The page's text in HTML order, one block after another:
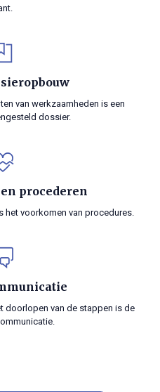
van werkzaamheden is een
dossier.
en procederen
voorkomen van procedures.
doorlopen van de stappen is de